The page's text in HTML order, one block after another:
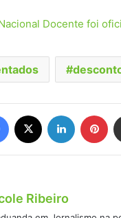
Docente foi
Facebook Linkedin
Ribeiro